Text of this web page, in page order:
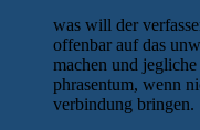
was will der
offenbar auf das
machen und
phrasentum, wenn
verbindung bringen.